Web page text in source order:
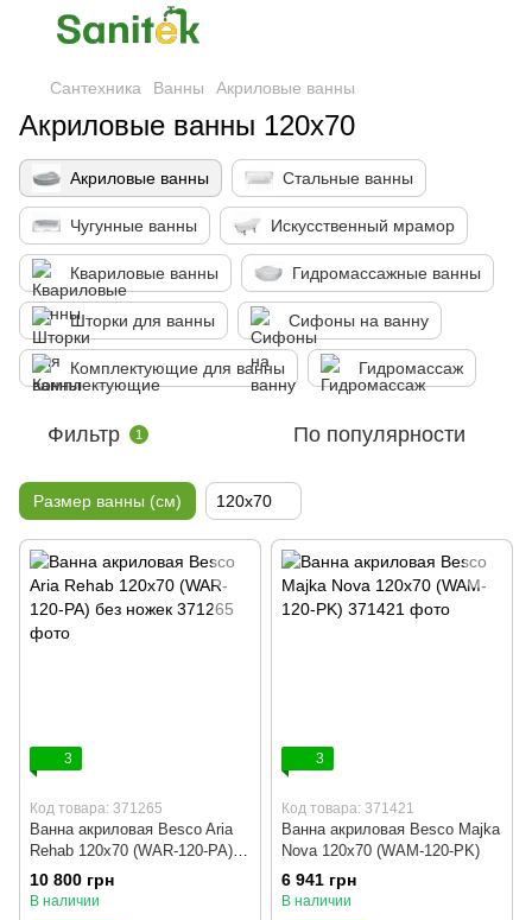
Сантехника Ванны Акриловые ванны
Акриловые ванны 120x70
Акриловые ванны Стальные ванны
Чугунные ванны Искусственный мрамор
Квариловые ванны Гидромассажные ванны
Шторки для ванны Сифоны на ванну
Комплектующие для ванны Гидромассаж
Фильтр 1 По популярности
Размер ванны (см) 120x70
3
Код товара: 371265
Ванна акриловая Besco Aria
Rehab 120x70 (WAR-120-PA)
без ножек
10 800 грн
В наличии
3
Код товара: 371421
Ванна акриловая Besco Majka
Nova 120x70 (WAM-120-PK)
6 941 грн
В наличии